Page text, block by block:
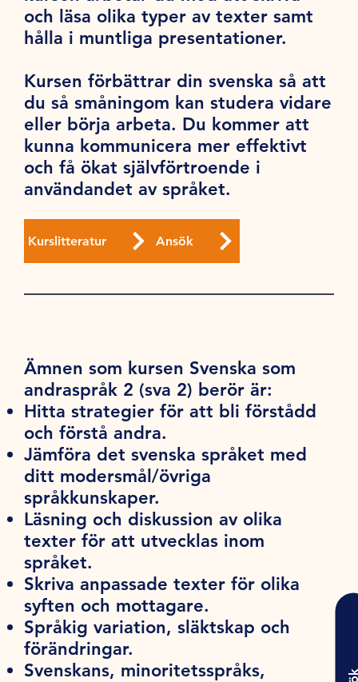
och läsa olika typer av texter samt
hålla i muntliga presentationer.
Kursen förbättrar din svenska så att
du så småningom kan studera vidare
eller börja arbeta. Du kommer att
kunna kommunicera mer effektivt
och få ökat självförtroende i
användandet av språket.
Kurslitteratur Ansök
Ämnen som kursen Svenska som
andraspråk 2 (sva 2) berör är:
Hitta strategier för att bli förstådd
och förstå andra.
Jämföra det svenska språket med
ditt modersmål/övriga
språkkunskaper.
Läsning och diskussion av olika
texter för att utvecklas inom
språket.
Skriva anpassade texter för olika
syften och mottagare.
Språkig variation, släktskap och
förändringar.
Svenskans, minoritetsspråks,